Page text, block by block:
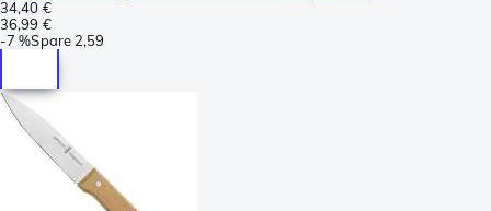
34,40 €
36,99 €
-7 %Spare 2,59